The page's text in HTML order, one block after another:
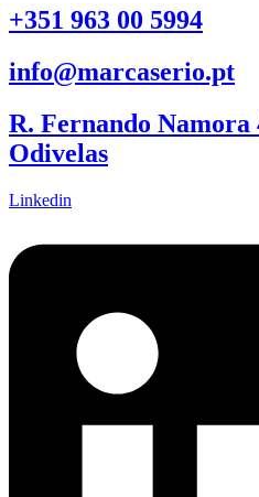
+351 963 00 5994
info@marcaserio.pt
R. Fernando Namora
Odivelas
Linkedin